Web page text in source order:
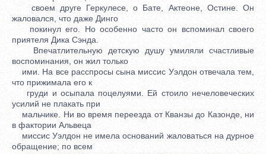
своем друге Геркулесе, о Бате, Актеоне, Остине. Он
жаловался, что даже Динго
покинул его. Но особенно часто он вспоминал своего
приятеля Дика Сэнда.
Впечатлительную детскую душу умиляли счастливые
воспоминания, он жил только
ими. На все расспросы сына миссис Уэлдон отвечала тем,
что прижимала его к
груди и осыпала поцелуями. Ей стоило нечеловеческих
усилий не плакать при
мальчике. Ни во время переезда от Кванзы до Казонде, ни
в фактории Альвеца
миссис Уэлдон не имела оснований жаловаться на дурное
обращение; по всем